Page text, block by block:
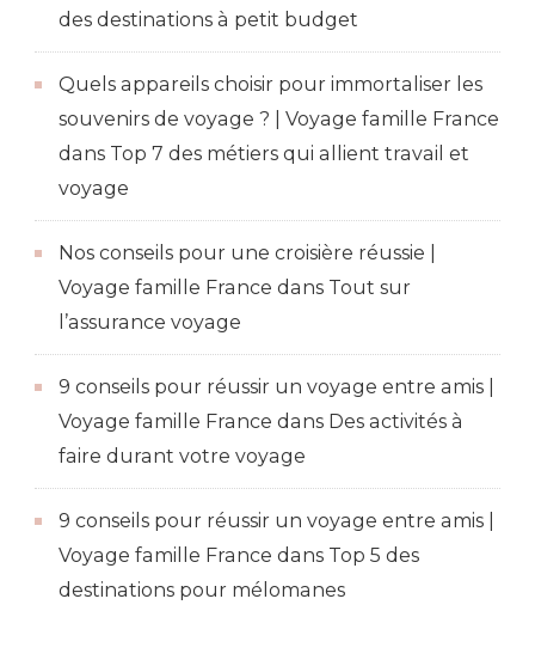
des destinations à petit budget
Quels appareils choisir pour immortaliser les
souvenirs de voyage ? | Voyage famille France
dans Top 7 des métiers qui allient travail et
voyage
Nos conseils pour une croisière réussie |
Voyage famille France dans Tout sur
l’assurance voyage
9 conseils pour réussir un voyage entre amis |
Voyage famille France dans Des activités à
faire durant votre voyage
9 conseils pour réussir un voyage entre amis |
Voyage famille France dans Top 5 des
destinations pour mélomanes